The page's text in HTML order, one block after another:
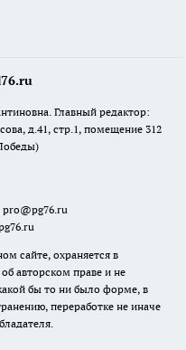
Главный редактор:
д.41, стр.1, помещение 312
pro@pg76.ru
сайте, охраняется в
авторском праве и не
бы то ни было форме, в
переработке не иначе